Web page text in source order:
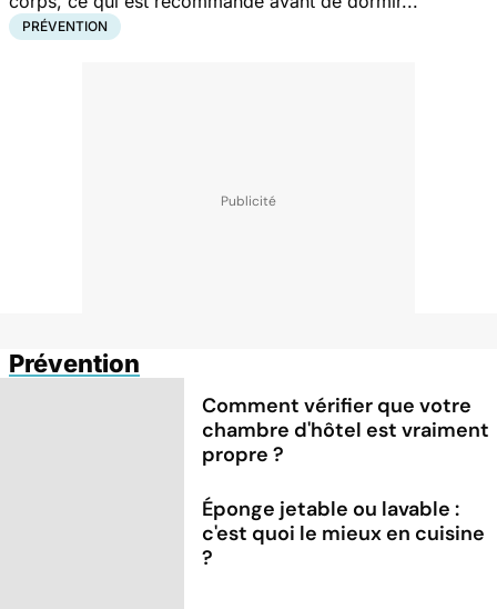
PRÉVENTION
Prévention
Comment vérifier que votre
chambre d'hôtel est vraiment
propre ?
Éponge jetable ou lavable :
c'est quoi le mieux en cuisine
?